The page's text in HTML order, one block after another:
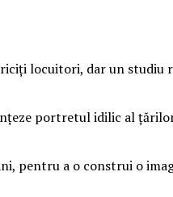
locuitori, dar un studiu
portretul idilic al
pentru a o construi o